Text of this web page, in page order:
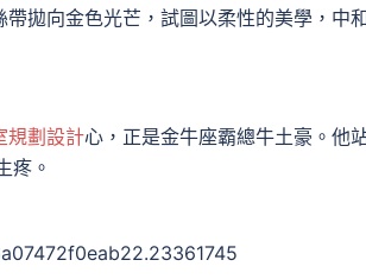
拋向金色光芒，試圖以柔性的美學，中
規劃設計心，正是金牛座霸總牛土豪。他
疼。